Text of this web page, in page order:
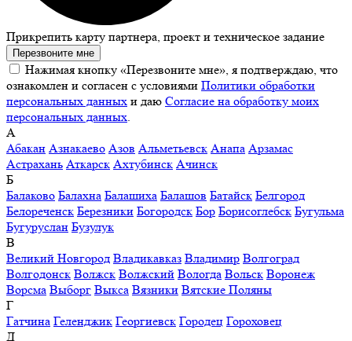
Прикрепить карту партнера, проект и техническое задание
Перезвоните мне
Нажимая кнопку «Перезвоните мне», я подтверждаю, что
ознакомлен и согласен с условиями Политики обработки
персональных данных и даю Согласие на обработку моих
персональных данных
А
Абакан Азнакаево Азов Альметьевск Анапа Арзамас
Астрахань Аткарск Ахтубинск Ачинск
Б
Балаково Балахна Балашиха Балашов Батайск Белгород
Белореченск Березники Богородск Бор Борисоглебск Бугульма
Бугуруслан Бузулук
В
Великий Новгород Владикавказ Владимир Волгоград
Волгодонск Волжск Волжский Вологда Вольск Воронеж
Ворсма Выборг Выкса Вязники Вятские Поляны
Г
Гатчина Геленджик Георгиевск Городец Гороховец
Д